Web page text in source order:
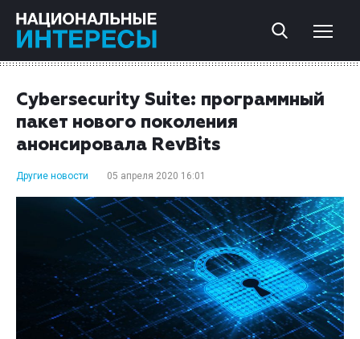
Cybersecurity Suite: программный
пакет нового поколения
анонсировала RevBits
Другие новости 05 апреля 2020 16:01